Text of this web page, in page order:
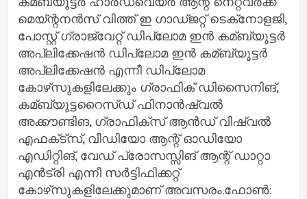
മെയ്ന്റനന്‍സ് വിത്ത് ഇ ഗാഡ്ജറ്റ് ടെക്‌നോളജി,
പോസ്റ്റ് ഗ്രാജ്വേറ്റ് ഡിപ്ലോമ ഇന്‍ കമ്ബ്യൂട്ടര്‍
അപ്ലിക്കേഷന്‍ ഡിപ്ലോമ ഇന്‍ കമ്ബ്യൂട്ടര്‍
അപ്ലിക്കേഷന്‍ എന്നീ ഡിപ്ലോമ
കോഴ്‌സുകളിലേക്കും ഗ്രാഫിക് ഡിസൈനിങ്,
കമ്ബ്യുട്ടറൈസ്ഡ് ഫിനാന്‍ഷ്വല്‍
അക്കൗണ്ടിങ, ഗ്രാഫിക്‌സ് ആന്‍ഡ് വിഷ്വല്‍
എഫക്‌ട്‌സ്, വീഡിയോ ആന്റ് ഓഡിയോ
എഡിറ്റിങ്, വേഡ് പ്രോസസ്സിങ് ആന്റ് ഡാറ്റാ
എന്‍ട്രി എന്നീ സര്‍ട്ടിഫിക്കറ്റ്
കോഴ്‌സുകളിലേക്കുമാണ് അവസരം.ഫോണ്‍: